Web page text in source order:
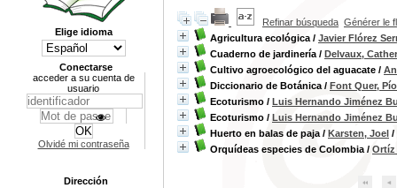
Refinar búsqueda Générer le
Agricultura ecológica / Javier Flórez
Cuaderno de jardinería / Delvaux,
Cultivo agroecológico del aguacate /
Diccionario de Botánica / Font Quer, Pío
Ecoturismo / Luis Hernando Jiménez
Ecoturismo / Luis Hernando Jiménez
Huerto en balas de paja / Karsten, Joel /
Orquídeas especies de Colombia / Ortíz
Elige idioma
Conectarse
acceder a su cuenta de
usuario
Olvidé mi contraseña
Dirección